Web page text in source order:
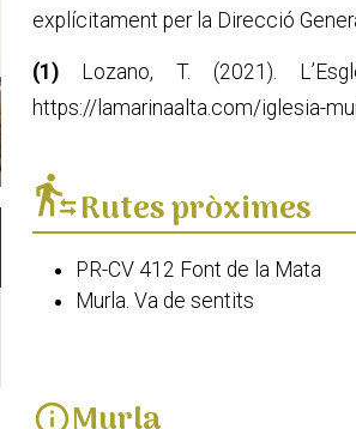
explícitament per la Direcció
(1) Lozano, T. (2021).
https://lamarinaalta.com/iglesia-
transfer_within_a_stationRutes pròximes
PR-CV 412 Font de la Mata
Murla. Va de sentits
info